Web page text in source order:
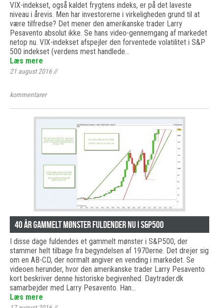
VIX-indekset, også kaldet frygtens indeks, er på det laveste
niveau i årevis. Men har investorerne i virkeligheden grund til at
være tilfredse? Det mener den amerikanske trader Larry
Pesavento absolut ikke. Se hans video-gennemgang af markedet
netop nu. VIX-indekset afspejler den forventede volatilitet i S&P
500 indekset (verdens mest handlede…
Læs mere
21 august 2016//
kommentarer
40 år gammelt mønster fuldender nu i S&P500
I disse dage fuldendes et gammelt mønster i S&P500, der
stammer helt tilbage fra begyndelsen af 1970erne. Det drejer sig
om en AB-CD, der normalt angiver en vending i markedet. Se
videoen herunder, hvor den amerikanske trader Larry Pesavento
kort beskriver denne historiske begivenhed. Daytrader.dk
samarbejder med Larry Pesavento. Han…
Læs mere